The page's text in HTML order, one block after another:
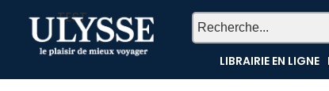
TEST
LIBRAIRIE EN LIGNE